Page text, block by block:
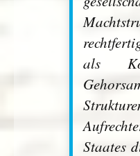
als
Staates